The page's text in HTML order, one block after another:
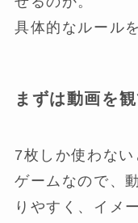
具体的なルール
まずは動画を
7枚しか使わな
ゲームなので、
りやすく、イメ